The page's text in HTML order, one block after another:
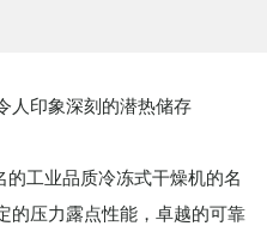
人印象深刻的潜热储存
工业品质冷冻式干燥机的名
的压力露点性能，卓越的可靠